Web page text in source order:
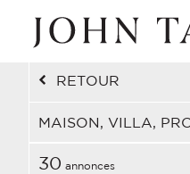
RETOUR
MAISON, VILLA,
30 annonces